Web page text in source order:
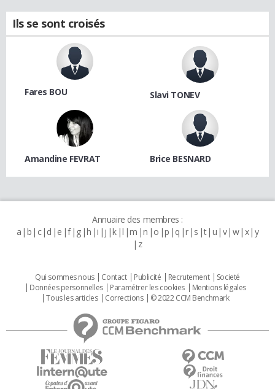
Ils se sont croisés
Fares BOU Slavi TONEV
Amandine FEVRAT Brice BESNARD
Annuaire des membres :
a b c d e f g h i j k l m n o p q r s t u v w x y
z
Qui sommes nous Contact Publicité Recrutement
Societé
Données personnelles
Paramétrer les cookies
Mentions légales
Tous les articles
Corrections © 2022 CCM Benchmark